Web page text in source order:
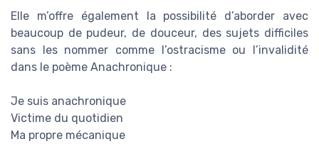
Elle m’offre également la possibilité d’aborder avec
beaucoup de pudeur, de douceur, des sujets difficiles
sans les nommer comme l’ostracisme ou l’invalidité
dans le poème Anachronique :
Je suis anachronique
Victime du quotidien
Ma propre mécanique